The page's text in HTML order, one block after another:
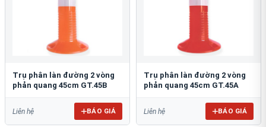
Trụ phân làn đường 2 vòng
phản quang 45cm GT.45B
Liên hệ BÁO GIÁ
Trụ phân làn đường 2 vòng
phản quang 45cm GT.45A
Liên hệ BÁO GIÁ